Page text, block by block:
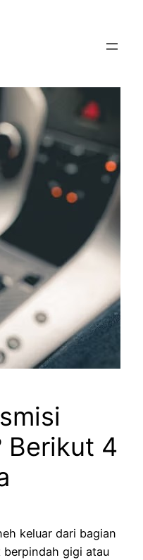
Berikut 4
keluar dari bagian
berpindah gigi atau